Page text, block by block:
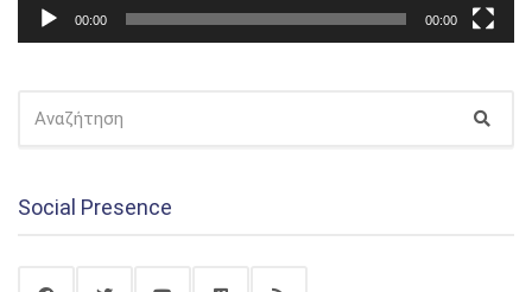
00:00 00:00
ΓΙΑ:
Social Presence